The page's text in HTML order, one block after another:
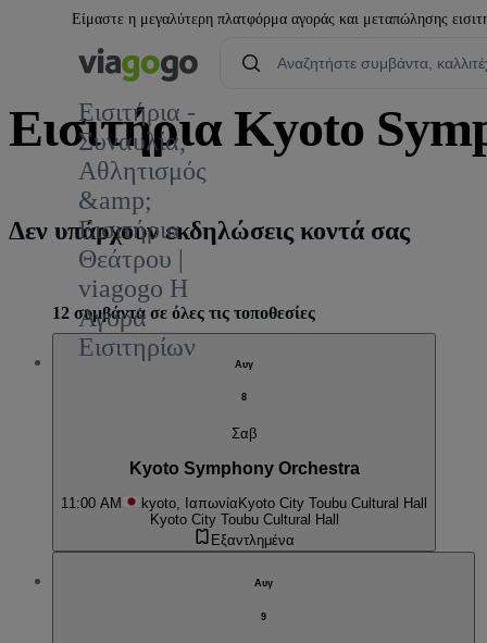
Είμαστε η μεγαλύτερη πλατφόρμα αγοράς και μεταπώλησης
Εισιτήρια -
Συναυλία,
Αθλητισμός
&amp;
Εισιτήρια
Θεάτρου |
viagogo Η
Αγορά
Εισιτηρίων
Εισιτήρια Kyoto
Δεν υπάρχουν εκδηλώσεις κοντά σας
12 συμβάντα σε όλες τις τοποθεσίες
Αυγ
8
Σαβ
Kyoto Symphony Orchestra
11:00 AM kyoto, Ιαπωνία Kyoto City Toubu Cultural Hall
Kyoto City Toubu Cultural Hall
Εξαντλημένα
Αυγ
9